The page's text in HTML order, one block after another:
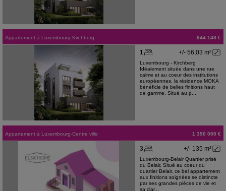
Appartement à Luxembourg-Kirchberg 944 148 €
+/- 56,03 m²
1
Luxembourg - Kirchberg
Idéalement située dans une rue
calme et au coeur des institutions
européennes, la résidence MOKA
bénéficie de belles finitions haut
de gamme. Situé au p...
Appartement à Luxembourg-Centre ville 1 390 000 €
+/- 135 m²
3
Luxembourg-Belair Quartier prisé
du Belair, Situé au coeur du
quartier Belair, ce bel appartement
aux finitions soignées se distincte
par ses grandes pièces de vie et
sa clar...